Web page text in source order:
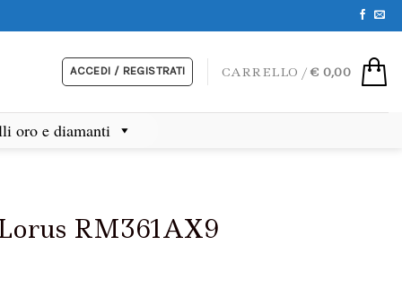
ACCEDI / REGISTRATI CARRELLO /€ 0,00
oro e diamanti
RM361AX9